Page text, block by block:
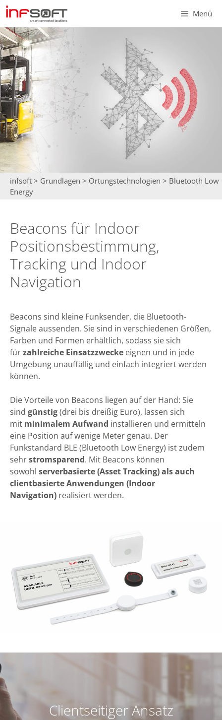
Zum
Inhalt
springen
Menü
infsoft > Grundlagen > Ortungstechnologien > Bluetooth Low
Energy
Beacons für Indoor
Positionsbestimmung,
Tracking und Indoor
Navigation
Beacons sind kleine Funksender, die Bluetooth-
Signale aussenden. Sie sind in verschiedenen Größen,
Farben und Formen erhältlich, sodass sie sich
fürzahlreiche Einsatzzwecke eignen und in jede
Umgebung unauffällig und einfach integriert werden
können.
Die Vorteile von Beacons liegen auf der Hand: Sie
sind günstig(drei bis dreißig Euro), lassen sich
mit minimalem Aufwand installieren und ermitteln
eine Position auf wenige Meter genau. Der
Funkstandard BLE (Bluetooth Low Energy) ist zudem
sehrstromsparend. Mit Beacons können
sowohl serverbasierte (Asset Tracking) als auch
clientbasierte Anwendungen (Indoor
Navigation) realisiert werden.
Clientseitiger Ansatz